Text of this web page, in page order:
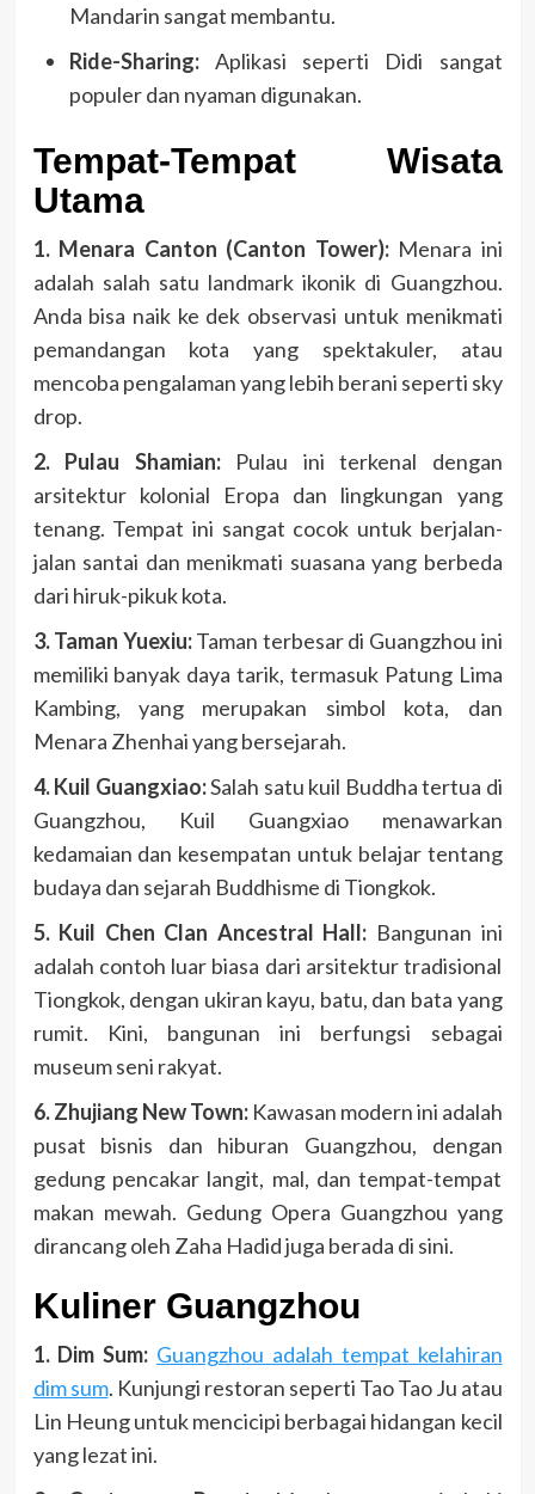
Mandarin sangat membantu.
Ride-Sharing:Aplikasi seperti Didi sangat
populer dan nyaman digunakan.
Tempat-Tempat Wisata
Utama
1. Menara Canton (Canton Tower):Menara ini
adalah salah satu landmark ikonik di Guangzhou.
Anda bisa naik ke dek observasi untuk menikmati
pemandangan kota yang spektakuler, atau
mencoba pengalaman yang lebih berani seperti sky
drop.
2. Pulau Shamian:Pulau ini terkenal dengan
arsitektur kolonial Eropa dan lingkungan yang
tenang. Tempat ini sangat cocok untuk berjalan-
jalan santai dan menikmati suasana yang berbeda
dari hiruk-pikuk kota.
3. Taman Yuexiu:Taman terbesar di Guangzhou ini
memiliki banyak daya tarik, termasuk Patung Lima
Kambing, yang merupakan simbol kota, dan
Menara Zhenhai yang bersejarah.
4. Kuil Guangxiao:Salah satu kuil Buddha tertua di
Guangzhou, Kuil Guangxiao menawarkan
kedamaian dan kesempatan untuk belajar tentang
budaya dan sejarah Buddhisme di Tiongkok.
5. Kuil Chen Clan Ancestral Hall: Bangunan ini
adalah contoh luar biasa dari arsitektur tradisional
Tiongkok, dengan ukiran kayu, batu, dan bata yang
rumit. Kini, bangunan ini berfungsi sebagai
museum seni rakyat.
6. Zhujiang New Town:Kawasan modern ini adalah
pusat bisnis dan hiburan Guangzhou, dengan
gedung pencakar langit, mal, dan tempat-tempat
makan mewah. Gedung Opera Guangzhou yang
dirancang oleh Zaha Hadid juga berada di sini.
Kuliner Guangzhou
1. Dim Sum: Guangzhou adalah tempat kelahiran
dim sum. Kunjungi restoran seperti Tao Tao Ju atau
Lin Heung untuk mencicipi berbagai hidangan kecil
yang lezat ini.